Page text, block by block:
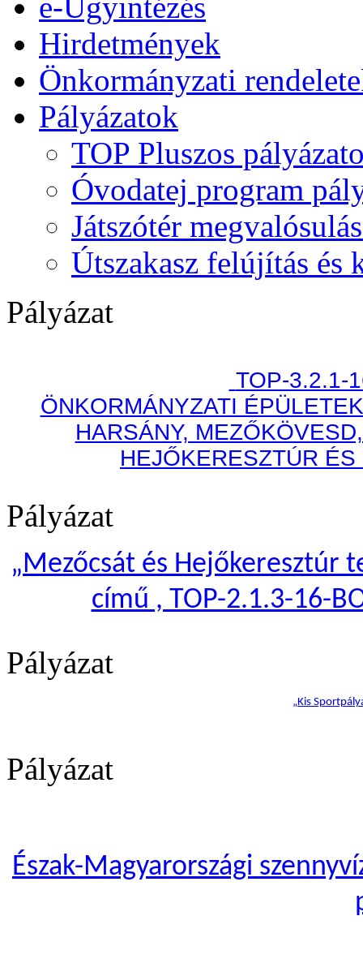
Hirdetmények
Önkormányzati
Pályázatok
TOP Pluszos
Óvodatej program
Játszótér
Útszakasz felújítás és
Pályázat
TOP-3.2.1-
ÖNKORMÁNYZATI
HARSÁNY,
HEJŐKERESZTÚR
Pályázat
„Mezőcsát és Hejőkeresztúr
című , TOP-2.1.3-16-
Pályázat
„Kis
Pályázat
Észak-Magyarországi